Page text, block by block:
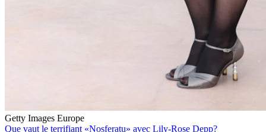
Getty Images Europe
Que vaut le terrifiant «Nosferatu» avec Lily-Rose Depp?